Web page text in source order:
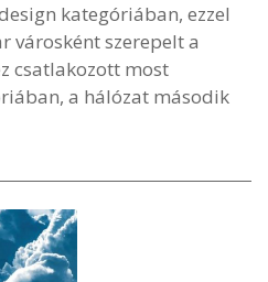
kategóriában, ezzel
városként szerepelt a
csatlakozott most
a hálózat második